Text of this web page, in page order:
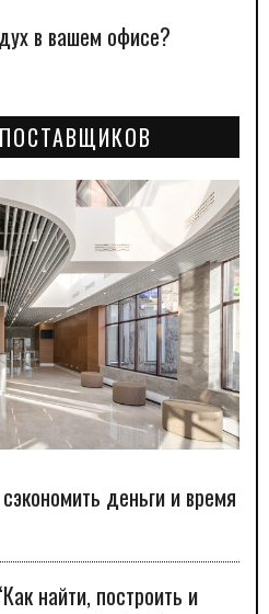
в вашем офисе?
деньги и время
найти, построить и